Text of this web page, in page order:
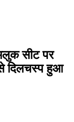
सीट पर
दिलचस्प हुआ